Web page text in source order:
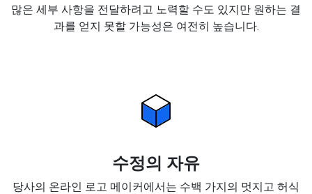
많은 세부 사항을 전달하려고 노력할 수도 있지만 원하는 결
과를 얻지 못할 가능성은 여전히 높습니다.
수정의 자유
당사의 온라인 로고 메이커에서는 수백 가지의 멋지고 허식